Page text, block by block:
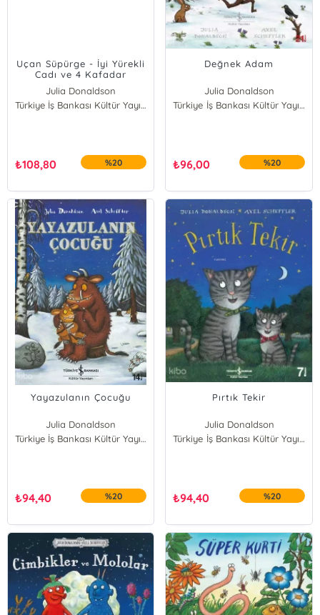
Uçan Süpürge - İyi Yürekli
Cadı ve 4 Kafadar
Julia Donaldson
Türkiye İş Bankası Kültür Yayınları
₺108,80 %20
Değnek Adam
Julia Donaldson
Türkiye İş Bankası Kültür Yayınları
₺96,00 %20
Yayazulanın Çocuğu
Julia Donaldson
Türkiye İş Bankası Kültür Yayınları
₺94,40 %20
Pırtık Tekir
Julia Donaldson
Türkiye İş Bankası Kültür Yayınları
₺94,40 %20